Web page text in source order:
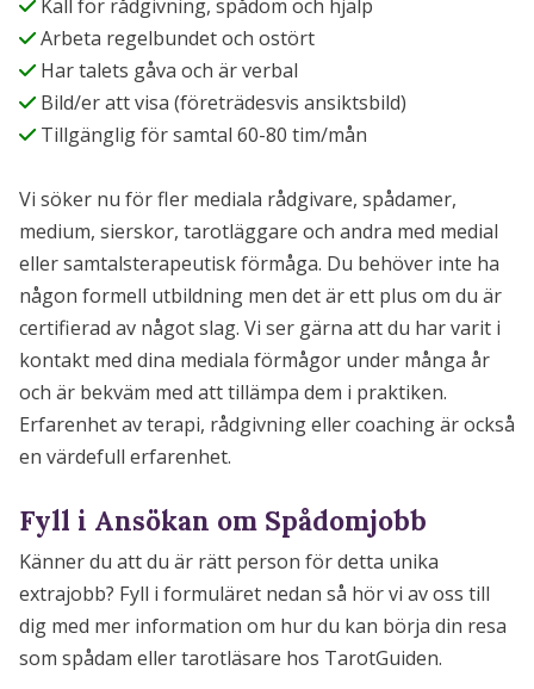
Kall för rådgivning, spådom och hjälp
Arbeta regelbundet och ostört
Har talets gåva och är verbal
Bild/er att visa (företrädesvis ansiktsbild)
Tillgänglig för samtal 60-80 tim/mån
Vi söker nu för fler mediala rådgivare, spådamer,
medium, sierskor, tarotläggare och andra med medial
eller samtalsterapeutisk förmåga. Du behöver inte ha
någon formell utbildning men det är ett plus om du är
certifierad av något slag. Vi ser gärna att du har varit i
kontakt med dina mediala förmågor under många år
och är bekväm med att tillämpa dem i praktiken.
Erfarenhet av terapi, rådgivning eller coaching är också
en värdefull erfarenhet.
Fyll i Ansökan om Spådomjobb
Känner du att du är rätt person för detta unika
extrajobb? Fyll i formuläret nedan så hör vi av oss till
dig med mer information om hur du kan börja din resa
som spådam eller tarotläsare hos TarotGuiden.